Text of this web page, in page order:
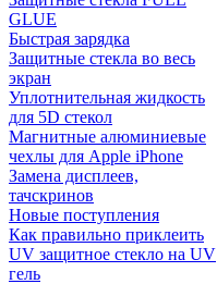
GLUE
Быстрая зарядка
Защитные стекла во весь
экран
Уплотнительная жидкость
для 5D стекол
Магнитные алюминиевые
чехлы для Apple iPhone
Замена дисплеев,
тачскринов
Новые поступления
Как правильно приклеить
UV защитное стекло на UV
гель